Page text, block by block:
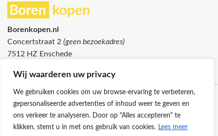
Wij waarderen uw privacy
We gebruiken cookies om uw browse-ervaring te verbeteren,
gepersonaliseerde advertenties of inhoud weer te geven en
ons verkeer te analyseren. Door op "Alles accepteren" te
klikken, stemt u in met ons gebruik van cookies. Lees meer
Borenkopen.nl
Concertstraat 2 (geen bezoekadres)
7512 HZ Enschede